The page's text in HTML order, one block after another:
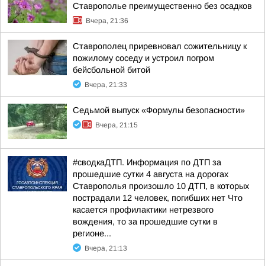
Ставрополье преимущественно без осадков
Вчера, 21:36
Ставрополец приревновал сожительницу к
пожилому соседу и устроил погром
бейсбольной битой
Вчера, 21:33
Седьмой выпуск «Формулы безопасности»
Вчера, 21:15
#сводкаДТП. Информация по ДТП за
прошедшие сутки 4 августа на дорогах
Ставрополья произошло 10 ДТП, в которых
пострадали 12 человек, погибших нет Что
касается профилактики нетрезвого
вождения, то за прошедшие сутки в
регионе...
Вчера, 21:13